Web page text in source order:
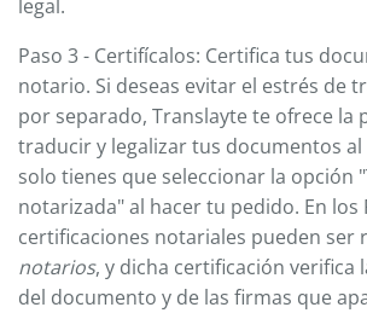
legal.
Paso 3 - Certifícalos: Certifica tus
notario. Si deseas evitar el estrés de
por separado, Translayte te ofrece la
traducir y legalizar tus documentos
solo tienes que seleccionar la opción
notarizada" al hacer tu pedido. En los
certificaciones notariales pueden ser
notarios, y dicha certificación verifica
del documento y de las firmas que